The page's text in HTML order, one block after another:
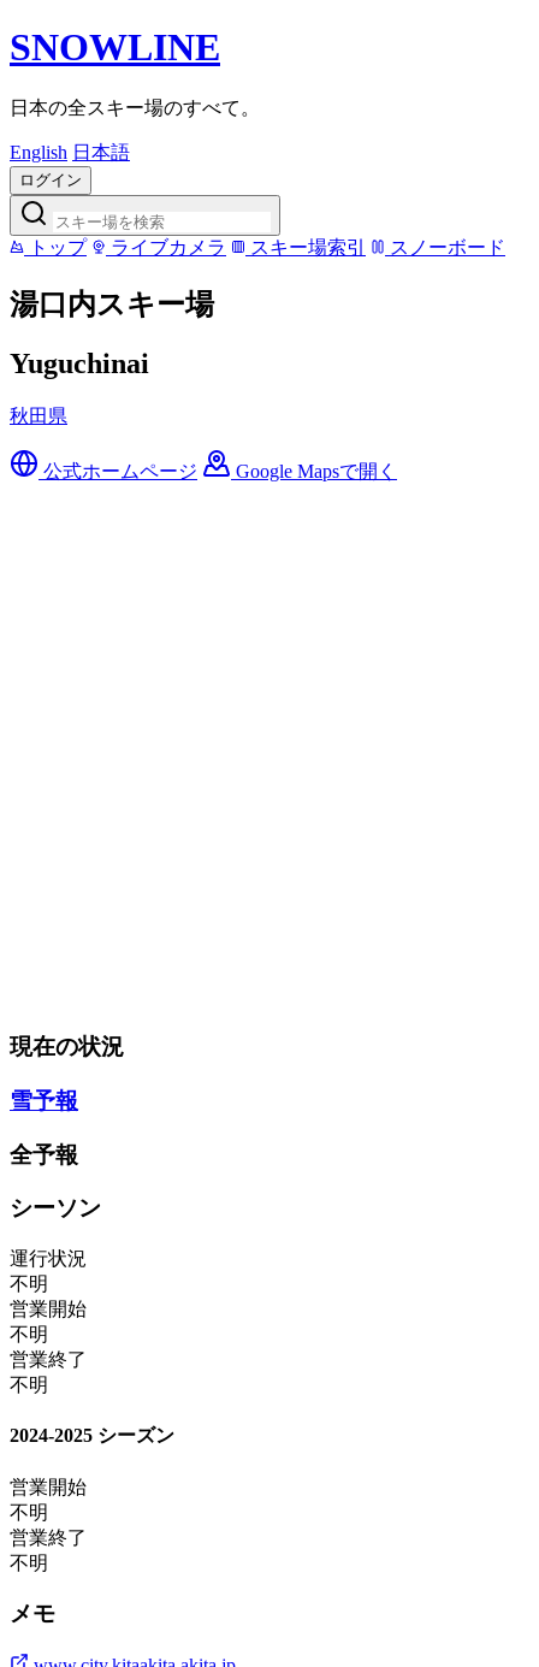
SNOWLINE
日本の全スキー場のすべて。
English 日本語
ログイン
トップ ライブカメラ スキー場索引 スノーボード
湯口内スキー場
Yuguchinai
秋田県
公式ホームページ Google Mapsで開く
現在の状況
雪予報
全予報
シーソン
運行状況
不明
営業開始
不明
営業終了
不明
2024-2025 シーズン
営業開始
不明
営業終了
不明
メモ